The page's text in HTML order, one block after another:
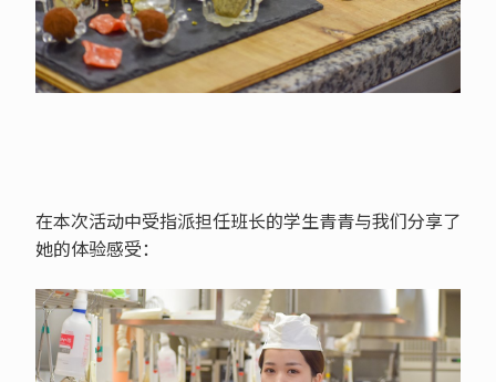
在本次活动中受指派担任班长的学生青青与我们分享了
她的体验感受：